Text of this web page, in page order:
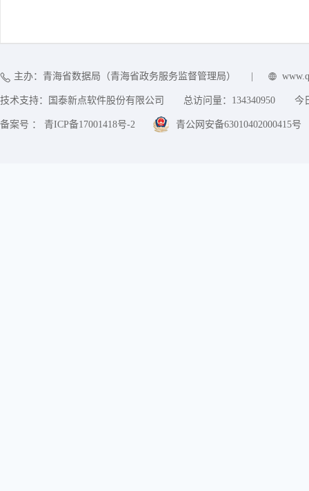
主办：青海省数据局（青海省政务服务监督管理局）
技术支持：国泰新点软件股份有限公司 总访问量： 134340950 今
备案号 ： 青ICP备17001418号-2 青公网安备63010402000415号